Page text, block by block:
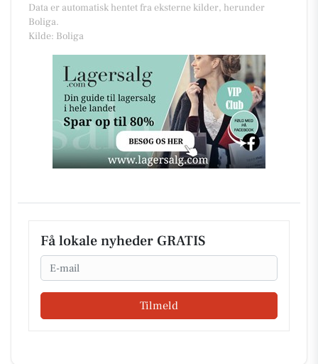
Data er automatisk hentet fra eksterne kilder, herunder
Boliga.
Kilde: Boliga
Få lokale nyheder GRATIS
Email
Tilmeld